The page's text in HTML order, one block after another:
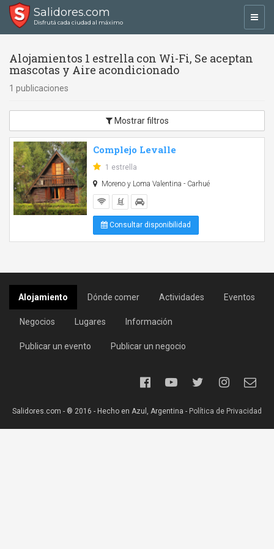
Salidores.com
Disfrutá cada ciudad al máximo
Alojamientos 1 estrella con Wi-Fi, Se aceptan
mascotas y Aire acondicionado
1 publicaciones
Mostrar filtros
Complejo Levalle
1 estrella
Moreno y Loma Valentina - Carhué
Consultar disponibilidad
Alojamiento Dónde comer Actividades Eventos
Negocios Lugares Información
Publicar un evento Publicar un negocio
Salidores.com - ® 2016 - Hecho en Azul, Argentina - Política de Privacidad